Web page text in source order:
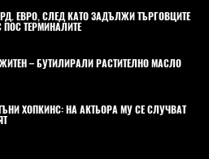
ЕВРО, СЛЕД КАТО ЗАДЪЛЖИ ТЪРГОВЦИТЕ
ТЕРМИНАЛИТЕ
– БУТИЛИРАЛИ РАСТИТЕЛНО МАСЛО
ХОПКИНС: НА АКТЬОРА МУ СЕ СЛУЧВАТ